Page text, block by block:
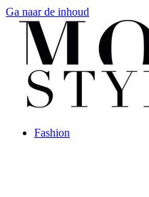
Ga naar de inhoud
Fashion